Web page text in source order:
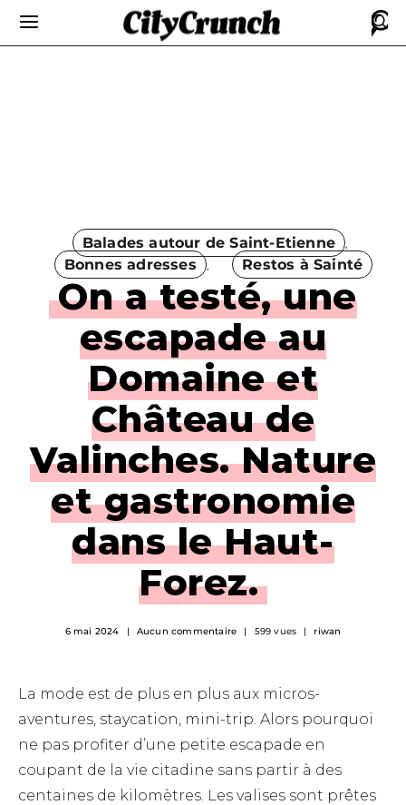
Balades autour de Saint-Etienne
Bonnes adresses
Restos à Sainté
On a testé, une
escapade au
Domaine et
Château de
Valinches. Nature
et gastronomie
dans le Haut-
Forez.
6 mai 2024 Aucun commentaire 599 vues riwan
La mode est de plus en plus aux micros-
aventures, staycation, mini-trip. Alors pourquoi
ne pas profiter d’une petite escapade en
coupant de la vie citadine sans partir à des
centaines de kilomètres. Les valises sont prêtes